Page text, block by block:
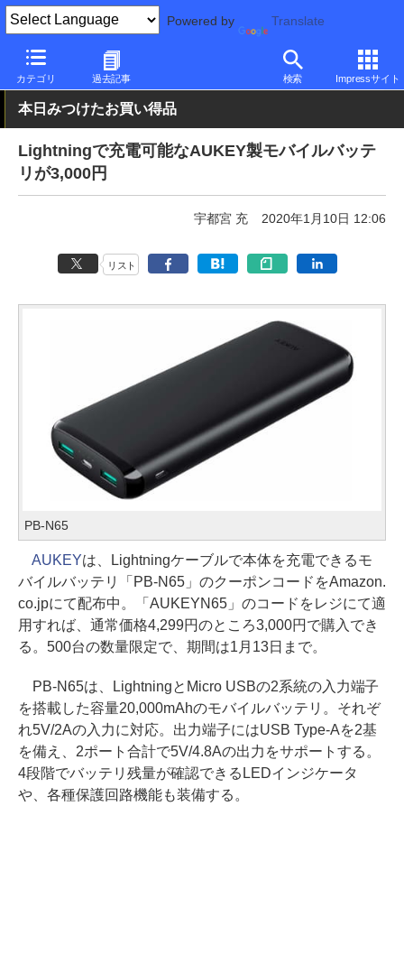
Powered by Translate
カテゴリ 過去記事 検索 Impressサイト
PC Watch 半導体/周辺機器 モバイルバッテリ
本日みつけたお買い得品
Lightningで充電可能なAUKEY製モバイルバッテ
リが3,000円
宇都宮 充 2020年1月10日 12:06
リスト
PB-N65
AUKEYは、Lightningケーブルで本体を充電できるモ
バイルバッテリ「PB-N65」のクーポンコードをAmazon.
co.jpにて配布中。「AUKEYN65」のコードをレジにて適
用すれば、通常価格4,299円のところ3,000円で購入でき
る。500台の数量限定で、期間は1月13日まで。
PB-N65は、LightningとMicro USBの2系統の入力端子
を搭載した容量20,000mAhのモバイルバッテリ。それぞ
れ5V/2Aの入力に対応。出力端子にはUSB Type-Aを2基
を備え、2ポート合計で5V/4.8Aの出力をサポートする。
4段階でバッテリ残量が確認できるLEDインジケータ
や、各種保護回路機能も装備する。